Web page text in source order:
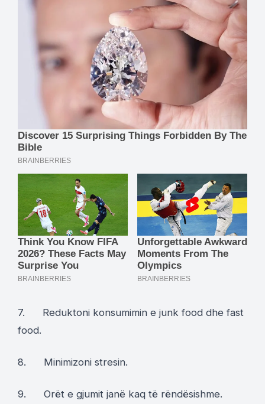
7. Reduktoni konsumimin e junk food dhe fast
food.
8. Minimizoni stresin.
9. Orët e gjumit janë kaq të rëndësishme.